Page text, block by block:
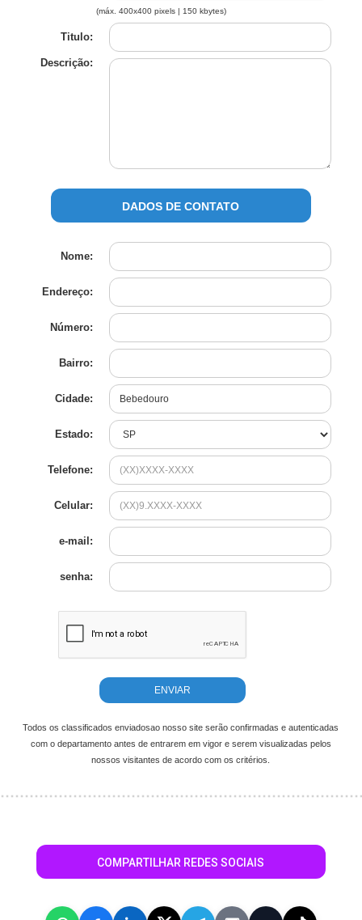
(máx. 400x400 pixels | 150 kbytes)
Titulo:
Descrição:
DADOS DE CONTATO
Nome:
Endereço:
Número:
Bairro:
Cidade:
Estado:
Telefone:
Celular:
e-mail :
senha:
Todos os classificados enviadosao nosso site serão confirmadas e autenticadas
com o departamento antes de entrarem em vigor e serem visualizadas pelos
nossos visitantes de acordo com os critérios.
COMPARTILHAR REDES SOCIAIS